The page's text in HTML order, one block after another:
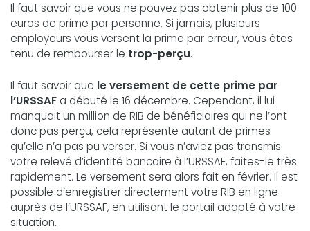
Il faut savoir que vous ne pouvez pas obtenir plus de 100
euros de prime par personne. Si jamais, plusieurs
employeurs vous versent la prime par erreur, vous êtes
tenu de rembourser le trop-perçu.
Il faut savoir que le versement de cette prime par
l’URSSAF a débuté le 16 décembre. Cependant, il lui
manquait un million de RIB de bénéficiaires qui ne l’ont
donc pas perçu, cela représente autant de primes
qu’elle n’a pas pu verser. Si vous n’aviez pas transmis
votre relevé d’identité bancaire à l’URSSAF, faites-le très
rapidement. Le versement sera alors fait en février. Il est
possible d’enregistrer directement votre RIB en ligne
auprès de l’URSSAF, en utilisant le portail adapté à votre
situation.